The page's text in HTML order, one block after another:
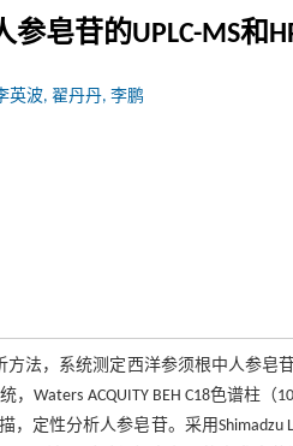
皂苷的UPLC-MS和
英波, 翟丹丹, 李鹏
析方法，系统测定西洋参须根中人
，Waters ACQUITY BEH C18色谱
定性分析人参皂苷。采用Shimadzu